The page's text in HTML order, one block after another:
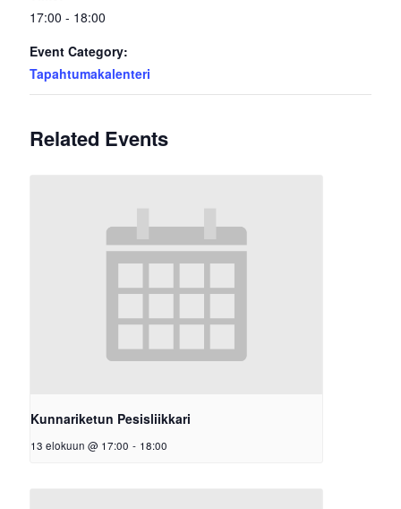
17:00 - 18:00
Event Category:
Tapahtumakalenteri
Related Events
Kunnariketun Pesisliikkari
13 elokuun @ 17:00 - 18:00